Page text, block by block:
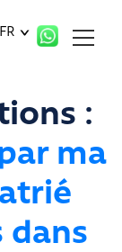
FR
:
ma
dans